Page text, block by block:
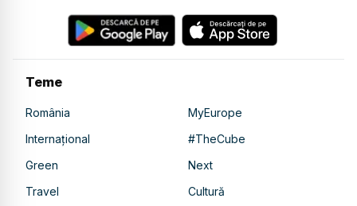
Teme
România
MyEurope
Internațional
#TheCube
Green
Next
Travel
Cultură